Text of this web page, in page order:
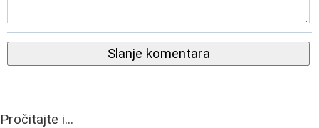
Slanje komentara
Pročitajte i...